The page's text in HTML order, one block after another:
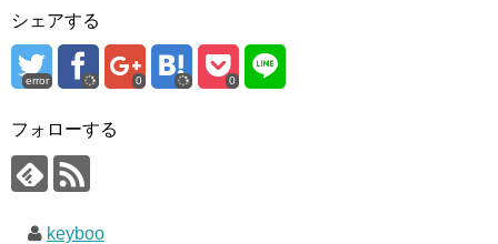
シェアする
error 0 0
フォローする
keyboo